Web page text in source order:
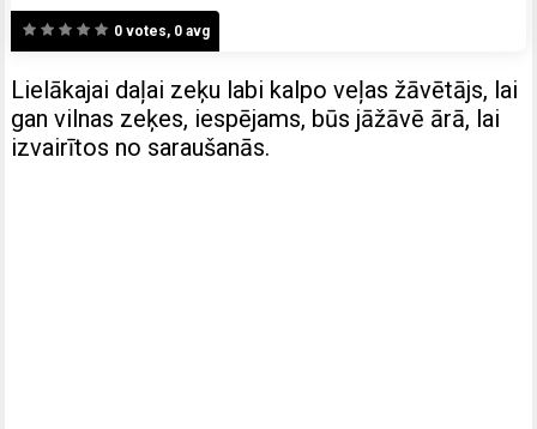
0 votes, 0 avg
Lielākajai daļai zeķu labi kalpo veļas žāvētājs, lai
gan vilnas zeķes, iespējams, būs jāžāvē ārā, lai
izvairītos no saraušanās.